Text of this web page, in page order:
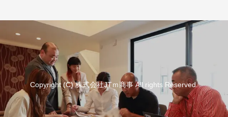
Copyright (C) 株式会社JTｍ商事 All rights Reserved.